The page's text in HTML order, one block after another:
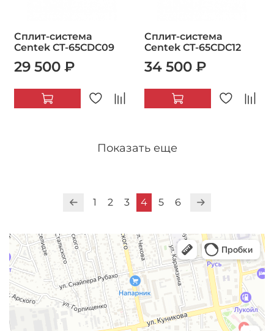
Сплит-система
Centek CT-65CDC09
29 500 ₽
Сплит-система
Centek CT-65CDC12
34 500 ₽
Показать еще
1 2 3 4 5 6